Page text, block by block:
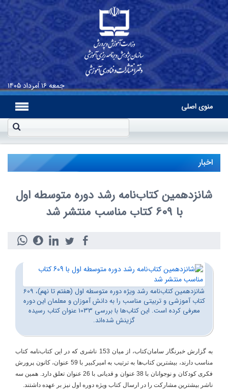
جمعه۱۶ اَمرداد ۱۴۰۵
منوی اصلی
اخبار
شانزدهمین کتاب‌نامه رشد دوره متوسطه اول
با 609 کتاب مناسب منتشر شد
شانزدهمین کتاب‌نامه رشد ویژه دوره متوسطه اول (هفتم تا نهم)‌،‌ 609
کتاب آموزشی و تربیتی مناسب را به دانش آموزان و معلمان این دوره
معرفی کرده است. این کتاب‌ها با بررسی 1033 عنوان کتاب رسیده
گزینش شده‌اند.
به گزارش خبرنگار سامان‌کتاب،‌ از میان 153 ناشری که در این کتاب‌نامه کتاب
مناسب دارند، بیشترین کتاب‌ها به ترتیب به امیرکبیر با 59 عنوان، کانون پرورش
فکری کودکان و نوجوانان با 38 عنوان و قدیانی با 26 عنوان تعلق دارد. همین سه
ناشر بیشترین مشارکت را در ارسال کتاب ویژه دوره اول نیز بر عهده داشتند.